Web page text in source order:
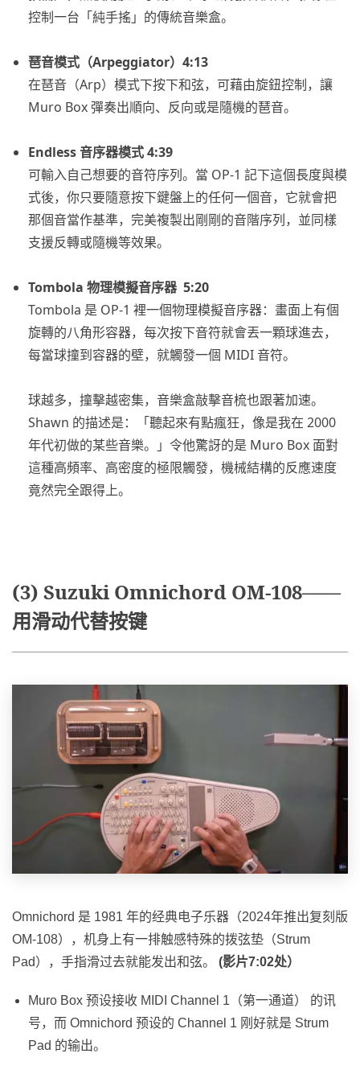
控制一台「純手搖」的傳統音樂盒。
琶音模式（Arpeggiator）4:13
在琶音（Arp）模式下按下和弦，可藉由旋鈕控制，讓
Muro Box 彈奏出順向、反向或是隨機的琶音。
Endless 音序器模式 4:39
可輸入自己想要的音符序列。當 OP-1 記下這個長度與模
式後，你只要隨意按下鍵盤上的任何一個音，它就會把
那個音當作基準，完美複製出剛剛的音階序列，並同樣
支援反轉或隨機等效果。
Tombola 物理模擬音序器 5:20
Tombola 是 OP-1 裡一個物理模擬音序器：畫面上有個
旋轉的八角形容器，每次按下音符就會丟一顆球進去，
每當球撞到容器的壁，就觸發一個 MIDI 音符。
球越多，撞擊越密集，音樂盒敲擊音梳也跟著加速。
Shawn 的描述是：「聽起來有點瘋狂，像是我在 2000
年代初做的某些音樂。」令他驚訝的是 Muro Box 面對
這種高頻率、高密度的極限觸發，機械結構的反應速度
竟然完全跟得上。
(3) Suzuki Omnichord OM-108——
用滑动代替按键
Omnichord 是 1981 年的经典电子乐器（2024年推出复刻版
OM-108），机身上有一排触感特殊的拨弦垫（Strum
Pad），手指滑过去就能发出和弦。 (影片7:02处）
Muro Box 预设接收 MIDI Channel 1（第一通道） 的讯
号，而 Omnichord 预设的 Channel 1 刚好就是 Strum
Pad 的输出。